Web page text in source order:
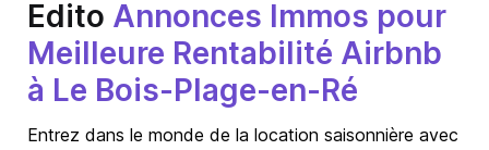
Edito Annonces Immos pour
Meilleure Rentabilité Airbnb
à Le Bois-Plage-en-Ré
Entrez dans le monde de la location saisonnière avec